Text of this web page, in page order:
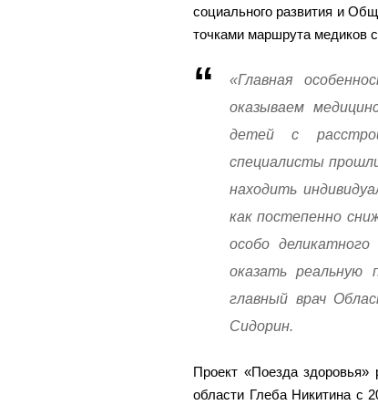
социального развития и
точками маршрута медиков
«Главная
оказываем
детей с
специалисты
находить
как постепенно
особо
оказать реальную
главный врач
Сидорин.
Проект «Поезда здоровья»
области Глеба Никитина с